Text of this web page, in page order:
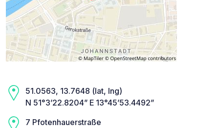
51.0563, 13.7648 (lat, lng)
N 51°3’22.8204” E 13°45’53.4492”
7 Pfotenhauerstraße